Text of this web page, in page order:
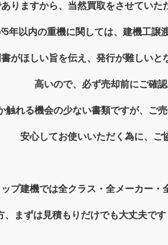
りますから、当然買取をさせてい
5年以内の重機に関しては、建機工譲
がほしい旨を伝え、発行が難しい
高いので、必ず売却前にご確認
触れる機会の少ない書類ですが、ご
安心してお使いいただく為に、ご
ップ建機では全クラス・全メーカー・
、まずは見積もりだけでも大丈夫で